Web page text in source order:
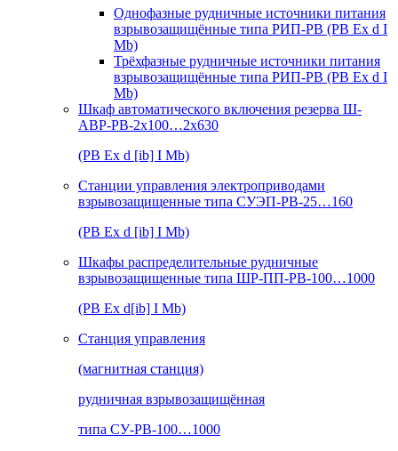
Однофазные рудничные источники питания
взрывозащищённые типа РИП-РВ (РВ Ex d I
Mb)
Трёхфазные рудничные источники питания
взрывозащищённые типа РИП-РВ (РВ Ex d I
Mb)
Шкаф автоматического включения резерва Ш-
АВР-РВ-2х100…2х630
(РВ Ex d [ib] I Mb)
Станции управления электроприводами
взрывозащищенные типа СУЭП-РВ-25…160
(РВ Ex d [ib] I Mb)
Шкафы распределительные рудничные
взрывозащищенные типа ШР-ПП-РВ-100…1000
(РВ Ex d[ib] I Mb)
Станция управления
(магнитная станция)
рудничная взрывозащищённая
типа СУ-РВ-100…1000